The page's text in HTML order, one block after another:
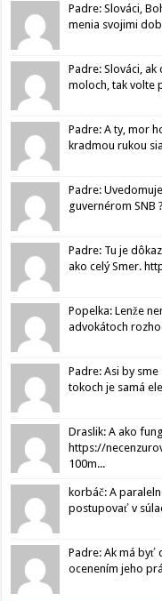
Padre: Slováci,
menia svojimi
Padre: Slováci,
moloch, tak volte
Padre: A ty, mor
kradmou rukou
Padre:
guvernérom SNB
Padre: Tu je
ako celý Smer.
Popelka: Lenže
advokátoch
Padre: Asi by
tokoch je samá
Draslik: A ako
https://
100m...
korbáč: A
postupovať v
Padre: Ak má byť
ocenením jeho